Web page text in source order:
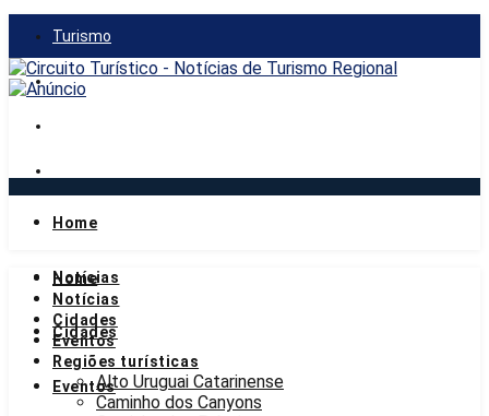
Turismo
Gastronomia
sexta-feira, 7 de agosto de 2026
Home
Notícias
Cidades
Eventos
Home
Notícias
Cidades
Eventos
Regiões turísticas
Alto Uruguai Catarinense
Caminho dos Canyons